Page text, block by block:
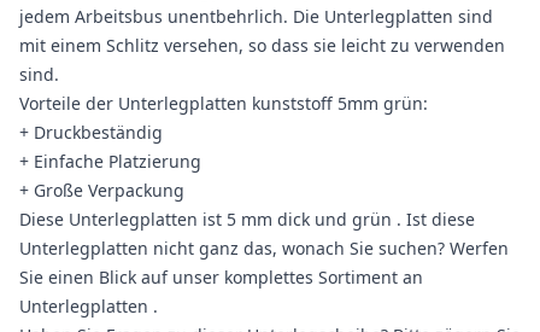
jedem Arbeitsbus unentbehrlich. Die Unterlegplatten sind
mit einem Schlitz versehen, so dass sie leicht zu verwenden
sind.
Vorteile der Unterlegplatten kunststoff 5mm grün:
+ Druckbeständig
+ Einfache Platzierung
+ Große Verpackung
Diese Unterlegplatten ist 5 mm dick und grün . Ist diese
Unterlegplatten nicht ganz das, wonach Sie suchen? Werfen
Sie einen Blick auf unser komplettes Sortiment an
Unterlegplatten .